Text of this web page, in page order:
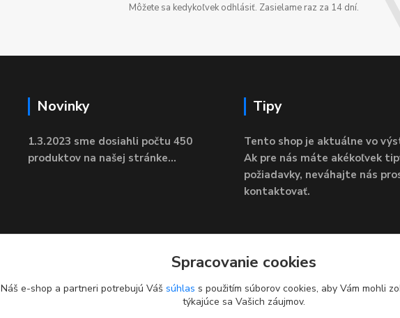
Môžete sa kedykoľvek odhlásiť. Zasielame raz za 14 dní.
Novinky
1.3.2023 sme dosiahli počtu 450
produktov na našej stránke...
Tipy
Tento shop je aktuálne vo
Ak pre nás máte akékoľvek
požiadavky, neváhajte nás
kontaktovať.
Spracovanie cookies
Náš e-shop a partneri potrebujú Váš súhlas s použitím súborov cookies, aby Vám mohli
týkajúce sa Vašich záujmov.